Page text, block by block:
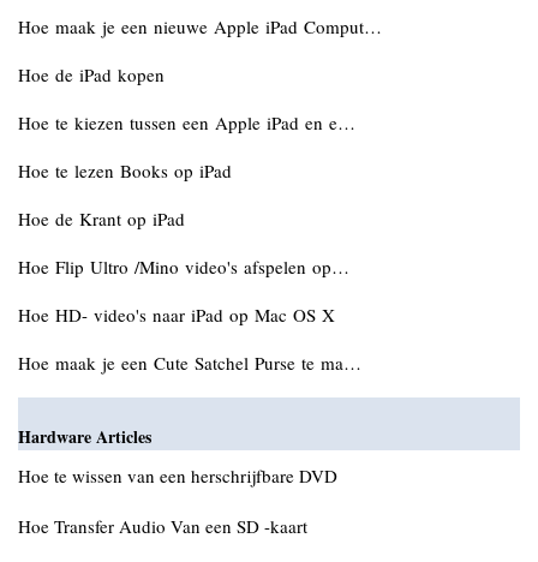
Hoe maak je een nieuwe Apple iPad Comput…
Hoe de iPad kopen
Hoe te kiezen tussen een Apple iPad en e…
Hoe te lezen Books op iPad
Hoe de Krant op iPad
Hoe Flip Ultro /Mino video's afspelen op…
Hoe HD- video's naar iPad op Mac OS X
Hoe maak je een Cute Satchel Purse te ma…
Hardware Articles
Hoe te wissen van een herschrijfbare DVD
Hoe Transfer Audio Van een SD -kaart